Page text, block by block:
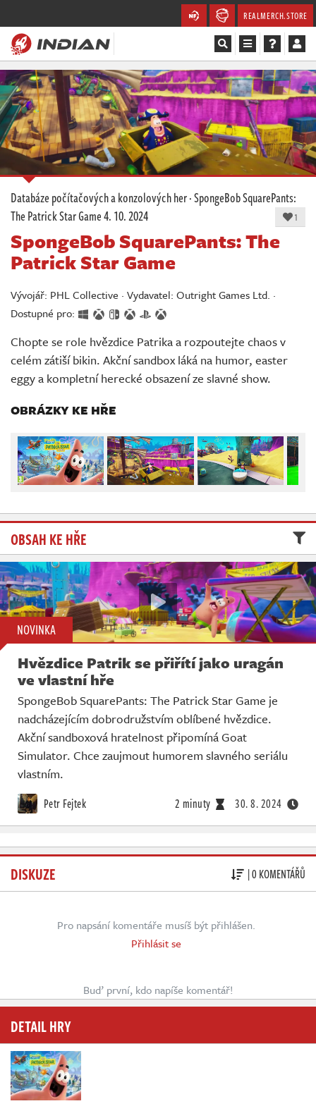
REALMERCH.STORE
Magazín
Recenze
Videa
Soutěže
Databáze
Komunita
Redakce
Živě
Databáze počítačových a konzolových her·SpongeBob SquarePants:
The Patrick Star Game4. 10. 2024 1
SpongeBob SquarePants: The
Patrick Star Game
Vývojář: PHL Collective · Vydavatel: Outright Games Ltd. ·
Dostupné pro:
Chopte se role hvězdice Patrika a rozpoutejte chaos v
celém zátiší bikin. Akční sandbox láká na humor, easter
eggy a kompletní herecké obsazení ze slavné show.
OBRÁZKY KE HŘE
OBSAH KE HŘE
NOVINKA
Hvězdice Patrik se přiřítí jako uragán
ve vlastní hře
SpongeBob SquarePants: The Patrick Star Game je
nadcházejícím dobrodružstvím oblíbené hvězdice.
Akční sandboxová hratelnost připomíná Goat
Simulator. Chce zaujmout humorem slavného seriálu
vlastním.
Petr Fejtek 2 minuty 30. 8. 2024
DISKUZE | 0 KOMENTÁŘŮ
Pro napsání komentáře musíš být přihlášen.
Přihlásit se
Buď první, kdo napíše komentář!
DETAIL HRY